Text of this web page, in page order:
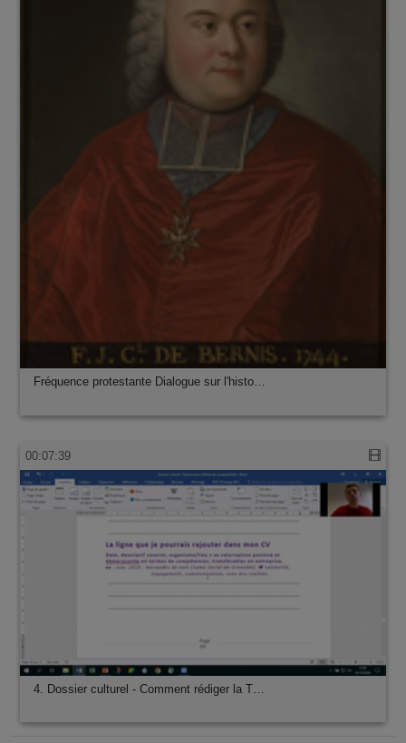
Fréquence protestante Dialogue sur l'histo…
00:07:39
4. Dossier culturel - Comment rédiger la T…